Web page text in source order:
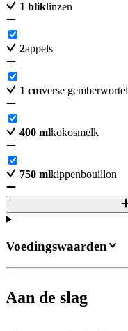
1 bliklinzen
2appels
1 cmverse gemberwortel
400 mlkokosmelk
750 mlkippenbouillon
Aan de slag
Voedingswaarden